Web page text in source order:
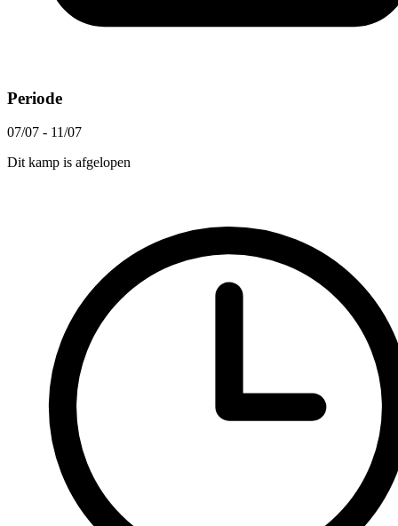
Periode
07/07 - 11/07
Dit kamp is afgelopen